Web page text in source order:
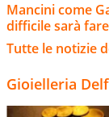
Mancini come
difficile sarà
Tutte le notizie
Gioielleria